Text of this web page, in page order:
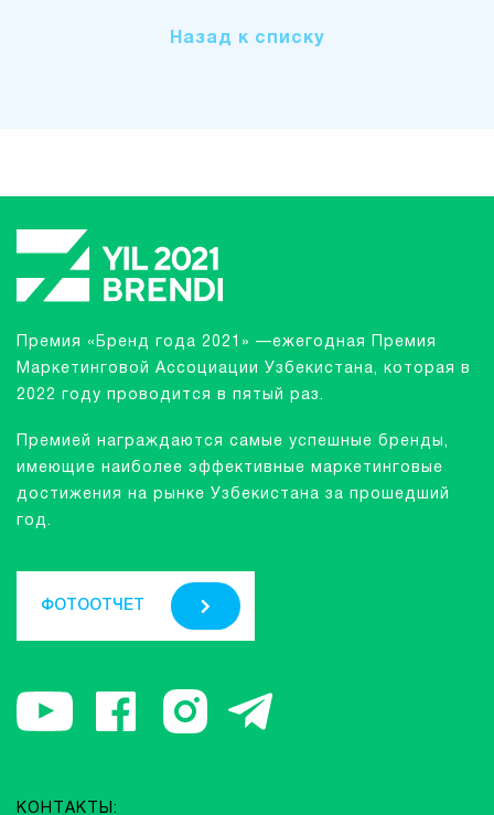
Назад к списку
Премия «Бренд года 2021» —ежегодная Премия
Маркетинговой Ассоциации Узбекистана, которая в
2022 году проводится в пятый раз.
Премией награждаются самые успешные бренды,
имеющие наиболее эффективные маркетинговые
достижения на рынке Узбекистана за прошедший
год.
ФОТООТЧЕТ
КОНТАКТЫ: